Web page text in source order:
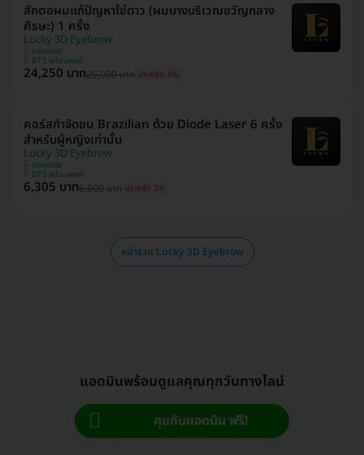
สักตอผมแก้ปัญหาไข่ดาว (ผมบางบริเวณขวัญกลาง
ศีรษะ) 1 ครั้ง
Lucky 3D Eyebrow
คลองเตย
BTS พร้อมพงษ์
24,250 บาท25,000 บาท ประหยัด 3%
คอร์สกำจัดขน Brazilian ด้วย Diode Laser 6 ครั้ง
สำหรับผู้หญิงเท่านั้น
Lucky 3D Eyebrow
คลองเตย
BTS พร้อมพงษ์
6,305 บาท6,500 บาท ประหยัด 3%
หน้ารวม Lucky 3D Eyebrow
แอดมินพร้อมดูแลคุณทุกวันทางไลน์
คุยกับแอดมิน ฟรี!